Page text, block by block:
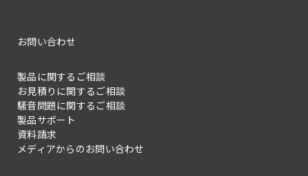
お問い合わせ
製品に関するご相談
お見積りに関するご相談
騒音問題に関するご相談
製品サポート
資料請求
メディアからのお問い合わせ